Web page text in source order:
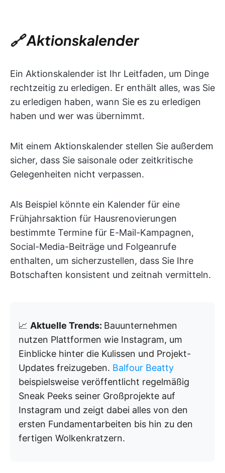
🔗 Aktionskalender
Ein Aktionskalender ist Ihr Leitfaden, um Dinge
rechtzeitig zu erledigen. Er enthält alles, was Sie
zu erledigen haben, wann Sie es zu erledigen
haben und wer was übernimmt.
Mit einem Aktionskalender stellen Sie außerdem
sicher, dass Sie saisonale oder zeitkritische
Gelegenheiten nicht verpassen.
Als Beispiel könnte ein Kalender für eine
Frühjahrsaktion für Hausrenovierungen
bestimmte Termine für E-Mail-Kampagnen,
Social-Media-Beiträge und Folgeanrufe
enthalten, um sicherzustellen, dass Sie Ihre
Botschaften konsistent und zeitnah vermitteln.
📈 Aktuelle Trends: Bauunternehmen
nutzen Plattformen wie Instagram, um
Einblicke hinter die Kulissen und Projekt-
Updates freizugeben. Balfour Beatty
beispielsweise veröffentlicht regelmäßig
Sneak Peeks seiner Großprojekte auf
Instagram und zeigt dabei alles von den
ersten Fundamentarbeiten bis hin zu den
fertigen Wolkenkratzern.